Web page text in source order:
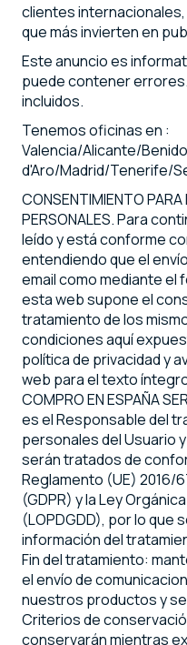
clientes
que más invierten en
Este anuncio es
puede contener
incluidos.
Tenemos oficinas en :
Valencia/Alicante/
d'Aro/Madrid/Tenerife/
CONSENTIMIENTO
PERSONALES. Para
leído y está conforme
entendiendo que el
email como mediante el
esta web supone el
tratamiento de los
condiciones aquí
política de privacidad y
web para el texto
COMPRO EN ESPAÑA
es el Responsable del
personales del Usuario
serán tratados de
Reglamento (UE) 2016/
(GDPR) y la Ley
(LOPDGDD), por lo que
información del
Fin del tratamiento:
el envío de
nuestros productos y
Criterios de
conservarán mientras